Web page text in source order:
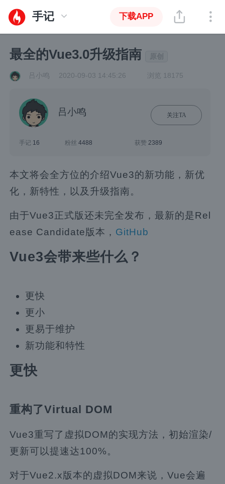
手记 下载APP
最全的Vue3.0升级指南 原创
吕小鸣 2020-09-03 14:45:26 浏览 18175
吕小鸣 关注TA
手记 16 粉丝4488 获赞 2389
本文将会全方位的介绍Vue3的新功能，新优
化，新特性，以及升级指南。
由于Vue3正式版还未完全发布，最新的是Rel
ease Candidate版本， GitHub
Vue3会带来些什么？
更快
更小
更易于维护
新功能和特性
更快
重构了Virtual DOM
Vue3重写了虚拟DOM的实现方法，初始渲染/
更新可以提速达100%。
对于Vue2.x版本的虚拟DOM来说，Vue会遍